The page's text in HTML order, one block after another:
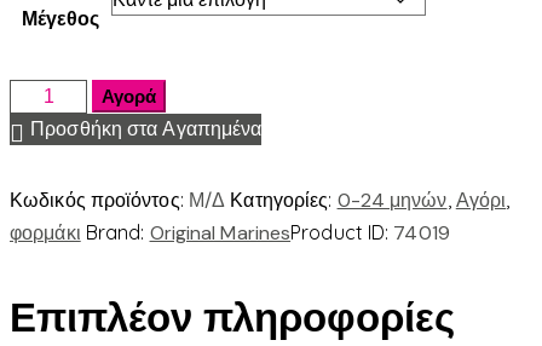
Μέγεθος
Αγορά
Προσθήκη στα Αγαπημένα
Κωδικός προϊόντος: Μ/Δ Κατηγορίες: 0-24 μηνών, Αγόρι,
φορμάκι Brand: Original MarinesProduct ID: 74019
Επιπλέον πληροφορίες